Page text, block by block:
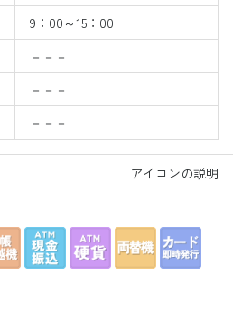
9：00～15：00
－－－
－－－
－－－
アイコンの説明